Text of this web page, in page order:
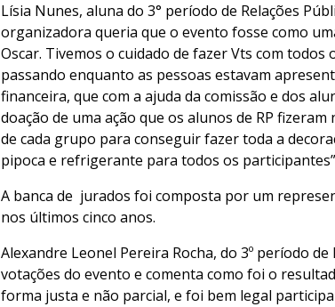
Lísia Nunes, aluna do 3° período de Relações
organizadora queria que o evento fosse como
Oscar. Tivemos o cuidado de fazer Vts com todos
passando enquanto as pessoas estavam
financeira, que com a ajuda da comissão e dos
doação de uma ação que os alunos de RP
de cada grupo para conseguir fazer toda a
pipoca e refrigerante para todos os participantes”
A banca de jurados foi composta por um
nos últimos cinco anos.
Alexandre Leonel Pereira Rocha, do 3º período
votações do evento e comenta como foi o
forma justa e não parcial, e foi bem legal